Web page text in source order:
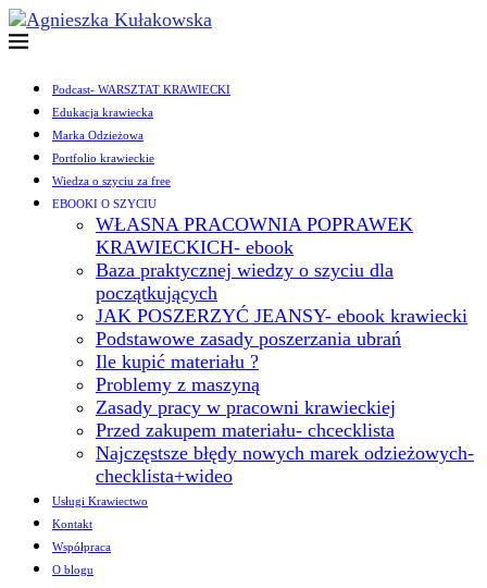
Podcast- WARSZTAT KRAWIECKI
Edukacja krawiecka
Marka Odzieżowa
Portfolio krawieckie
Wiedza o szyciu za free
EBOOKI O SZYCIU
WŁASNA PRACOWNIA POPRAWEK
KRAWIECKICH- ebook
Baza praktycznej wiedzy o szyciu dla
początkujących
JAK POSZERZYĆ JEANSY- ebook krawiecki
Podstawowe zasady poszerzania ubrań
Ile kupić materiału ?
Problemy z maszyną
Zasady pracy w pracowni krawieckiej
Przed zakupem materiału- chcecklista
Najczęstsze błędy nowych marek odzieżowych-
checklista+wideo
Usługi Krawiectwo
Kontakt
Współpraca
O blogu